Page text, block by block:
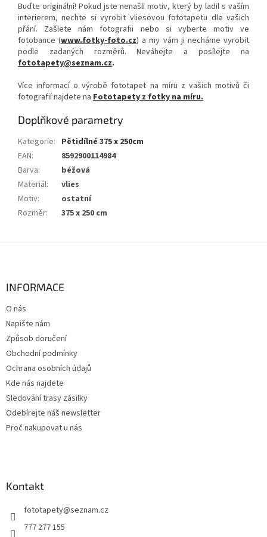
Buďte originální! Pokud jste nenašli motiv, který by ladil s vaším
interierem, nechte si vyrobit vliesovou fototapetu dle vašich
přání. Zašlete nám fotografii nebo si vyberte motiv ve
fotobance (www.fotky-foto.cz) a my vám ji necháme vyrobit
podle zadaných rozměrů. Neváhejte a posílejte na
fototapety@seznam.cz.
Více informací o výrobě fototapet na míru z vašich motivů či
fotografií najdete na Fototapety z fotky na míru.
Doplňkové parametry
Kategorie: Pětidílné 375 x 250cm
EAN:
8592900114984
Barva:
béžová
Materiál:
vlies
Motiv:
ostatní
Rozměr: 375 x 250 cm
INFORMACE
O nás
Napište nám
Způsob doručení
Obchodní podmínky
Ochrana osobních údajů
Kde nás najdete
Sledování trasy zásilky
Odebírejte náš newsletter
Proč nakupovat u nás
Kontakt
fototapety@seznam.cz
777 277 155